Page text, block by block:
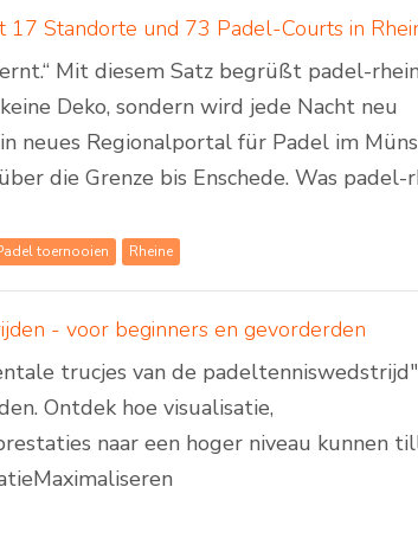
Mit diesem Satz begrüßt padel-
Deko, sondern wird jede Nacht neu
neues Regionalportal für Padel im
die Grenze bis Enschede. Was padel-
toernooien Rheine
- voor beginners en gevorderden
trucjes van de
Ontdek hoe visualisatie,
naar een hoger niveau kunnen